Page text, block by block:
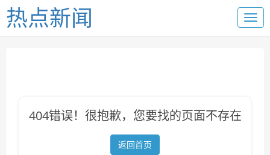
热点新闻
404错误！很抱歉，您要找的页面不存在
返回首页